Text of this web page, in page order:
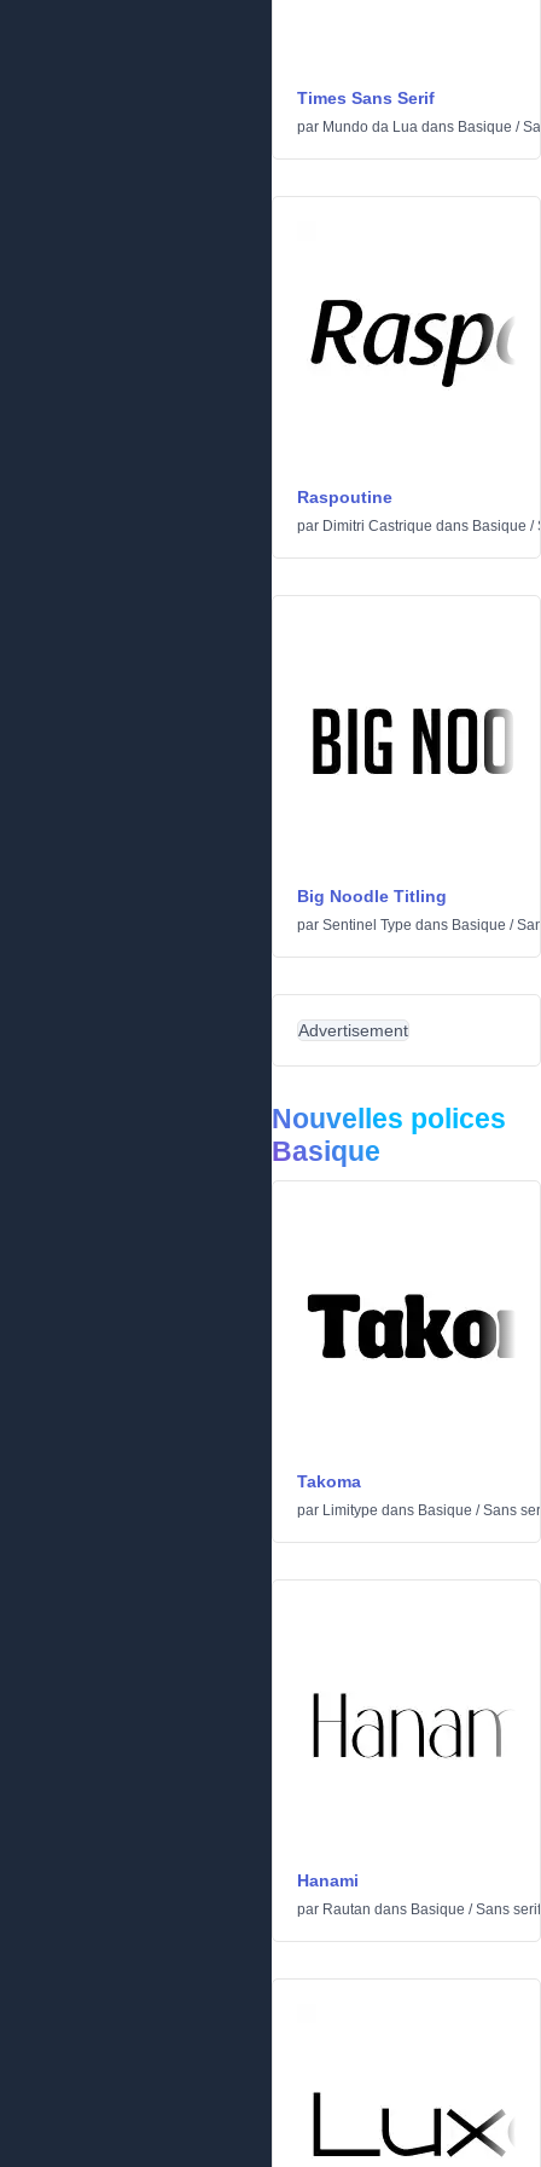
Times Sans Serif
par Mundo da Lua dans Basique /
Raspoutine
par Dimitri Castrique dans Basique /
Big Noodle Titling
par Sentinel Type dans Basique /
Advertisement
Nouvelles polices
Basique
Takoma
par Limitype dans Basique /Sans
Hanami
par Rautan dans Basique /Sans serif